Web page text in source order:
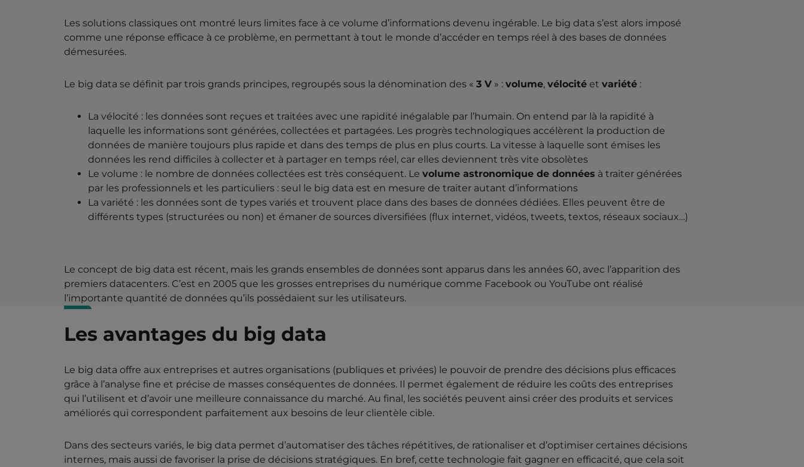
Les solutions classiques ont montré leurs limites face à ce volume d’informations devenu ingérable. Le big data s’est alors imposé
comme une réponse efficace à ce problème, en permettant à tout le monde d’accéder en temps réel à des bases de données
démesurées.
Le big data se définit par trois grands principes, regroupés sous la dénomination des « 3 V» : volume, vélocitéet variété:
La vélocité : les données sont reçues et traitées avec une rapidité inégalable par l’humain. On entend par là la rapidité à
laquelle les informations sont générées, collectées et partagées. Les progrès technologiques accélèrent la production de
données de manière toujours plus rapide et dans des temps de plus en plus courts. La vitesse à laquelle sont émises les
données les rend difficiles à collecter et à partager en temps réel, car elles deviennent très vite obsolètes
Le volume : le nombre de données collectées est très conséquent. Le volume astronomique de données à traiter générées
par les professionnels et les particuliers : seul le big data est en mesure de traiter autant d’informations
La variété : les données sont de types variés et trouvent place dans des bases de données dédiées. Elles peuvent être de
différents types (structurées ou non) et émaner de sources diversifiées (flux internet, vidéos, tweets, textos, réseaux sociaux…)
Le concept de big data est récent, mais les grands ensembles de données sont apparus dans les années 60, avec l’apparition des
premiers datacenters. C’est en 2005 que les grosses entreprises du numérique comme Facebook ou YouTube ont réalisé
l’importante quantité de données qu’ils possédaient sur les utilisateurs.
Les avantages du big data
Le big data offre aux entreprises et autres organisations (publiques et privées) le pouvoir de prendre des décisions plus efficaces
grâce à l’analyse fine et précise de masses conséquentes de données. Il permet également de réduire les coûts des entreprises
qui l’utilisent et d’avoir une meilleure connaissance du marché. Au final, les sociétés peuvent ainsi créer des produits et services
améliorés qui correspondent parfaitement aux besoins de leur clientèle cible.
Dans des secteurs variés, le big data permet d’automatiser des tâches répétitives, de rationaliser et d’optimiser certaines décisions
internes, mais aussi de favoriser la prise de décisions stratégiques. En bref, cette technologie fait gagner en efficacité, que cela soit